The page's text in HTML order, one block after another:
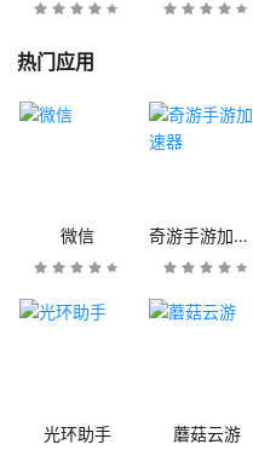
热门应用
微信 奇游手游加速器
光环助手 蘑菇云游